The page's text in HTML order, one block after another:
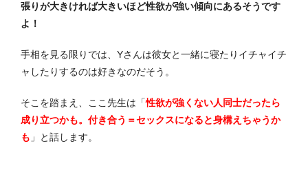
張りが大きければ大きいほど性欲が強い傾向にあるそうです
よ！
手相を見る限りでは、Yさんは彼女と一緒に寝たりイチャイチ
ャしたりするのは好きなのだそう。
そこを踏まえ、ここ先生は「性欲が強くない人同士だったら
成り立つかも。付き合う＝セックスになると身構えちゃうか
も 」と話します。